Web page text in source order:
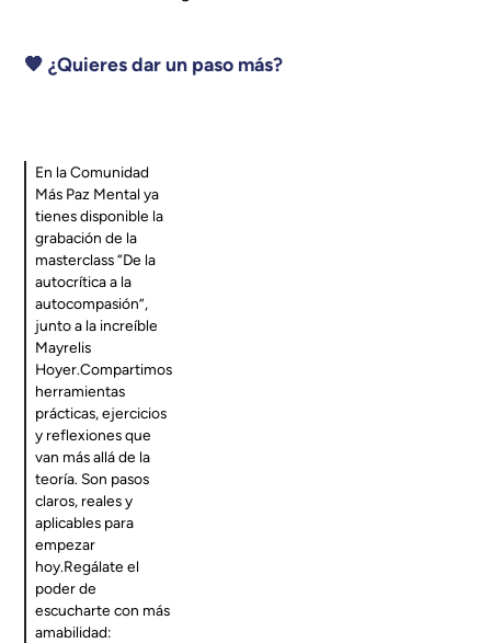
🧡 ¿Quieres dar un paso más?
En la Comunidad
Más Paz Mental ya
tienes disponible la
grabación de la
masterclass “De la
autocrítica a la
autocompasión”,
junto a la increíble
Mayrelis
Hoyer.Compartimos
herramientas
prácticas, ejercicios
y reflexiones que
van más allá de la
teoría. Son pasos
claros, reales y
aplicables para
empezar
hoy.Regálate el
poder de
escucharte con más
amabilidad: